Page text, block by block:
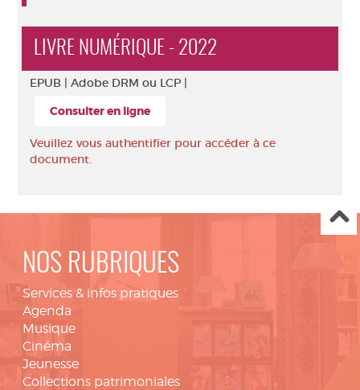
LIVRE NUMÉRIQUE - 2022
EPUB | Adobe DRM ou LCP |
Consulter en ligne
Veuillez vous authentifier pour accéder à ce
document.
NOS RUBRIQUES
Services & infos pratiques
Agenda
Musique
Cinéma
Jeunesse
Collections patrimoniales